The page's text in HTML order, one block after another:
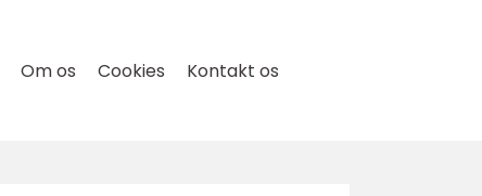
Om os Cookies Kontakt os